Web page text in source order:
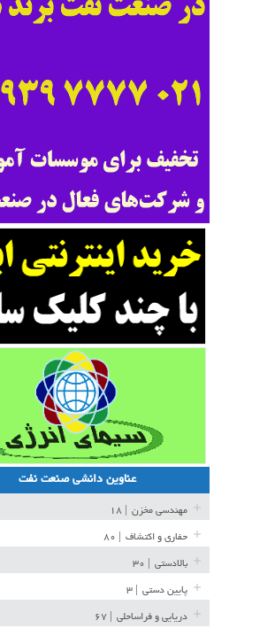
عناوین دانشی صنعت نفت
مهندسی مخزن
حفاری و اکتشاف
بالادستی
پایین دستی
دریایی و فراساحلی